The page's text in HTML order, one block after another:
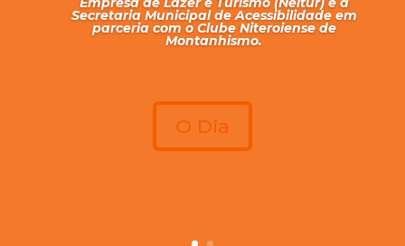
Secretaria Municipal de Acessibilidade em
parceria com o Clube Niteroiense de
Montanhismo.
O Dia